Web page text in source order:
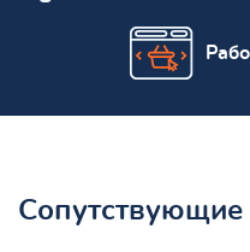
Сопутствующие